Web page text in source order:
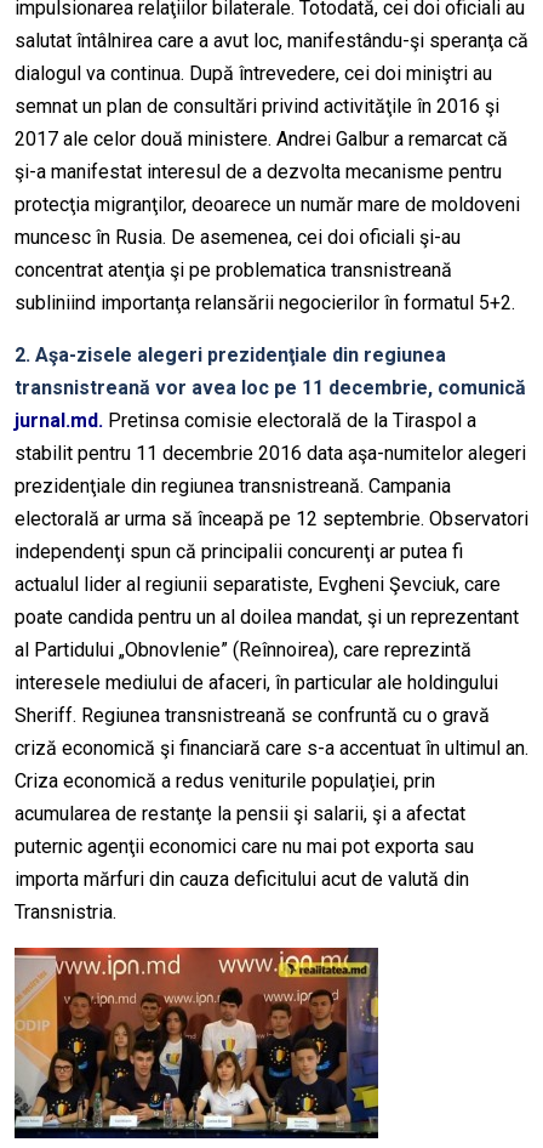
impulsionarea relaţiilor bilaterale. Totodată, cei doi oficiali au
salutat întâlnirea care a avut loc, manifestându-şi speranţa că
dialogul va continua. După întrevedere, cei doi miniştri au
semnat un plan de consultări privind activităţile în 2016 şi
2017 ale celor două ministere. Andrei Galbur a remarcat că
şi-a manifestat interesul de a dezvolta mecanisme pentru
protecţia migranţilor, deoarece un număr mare de moldoveni
muncesc în Rusia. De asemenea, cei doi oficiali şi-au
concentrat atenţia şi pe problematica transnistreană
subliniind importanţa relansării negocierilor în formatul 5+2.
2. Aşa-zisele alegeri prezidenţiale din regiunea
transnistreană vor avea loc pe 11 decembrie, comunică
jurnal.md. Pretinsa comisie electorală de la Tiraspol a
stabilit pentru 11 decembrie 2016 data aşa-numitelor alegeri
prezidenţiale din regiunea transnistreană. Campania
electorală ar urma să înceapă pe 12 septembrie. Observatori
independenţi spun că principalii concurenţi ar putea fi
actualul lider al regiunii separatiste, Evgheni Şevciuk, care
poate candida pentru un al doilea mandat, şi un reprezentant
al Partidului „Obnovlenie” (Reînnoirea), care reprezintă
interesele mediului de afaceri, în particular ale holdingului
Sheriff. Regiunea transnistreană se confruntă cu o gravă
criză economică şi financiară care s-a accentuat în ultimul an.
Criza economică a redus veniturile populaţiei, prin
acumularea de restanţe la pensii şi salarii, şi a afectat
puternic agenţii economici care nu mai pot exporta sau
importa mărfuri din cauza deficitului acut de valută din
Transnistria.